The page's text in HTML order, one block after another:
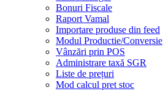
Bonuri Fiscale
Raport Vamal
Importare produse din feed
Modul Productie/Conversie
Vânzări prin POS
Administrare taxă SGR
Liste de prețuri
Mod calcul pret stoc